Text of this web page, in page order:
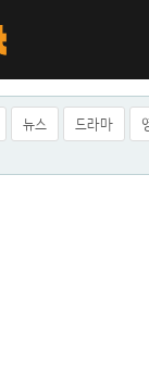
뉴스 드라마